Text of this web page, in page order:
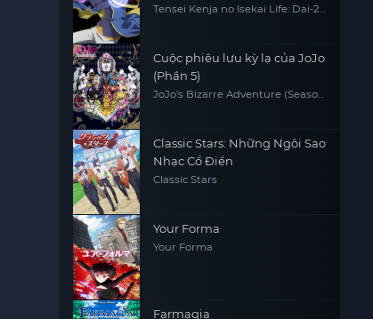
Được Chức Nghiệp Thứ Hai,
Tensei Kenja no Isekai Life: Dai-2
Class and Became the Strongest
Sage in the World
Cuộc phiêu lưu kỳ lạ của JoJo
(Phần 5)
JoJo's Bizarre Adventure (Season
Classic Stars: Những Ngôi Sao
Nhạc Cổ Điển
Classic Stars
Your Forma
Your Forma
Farmagia